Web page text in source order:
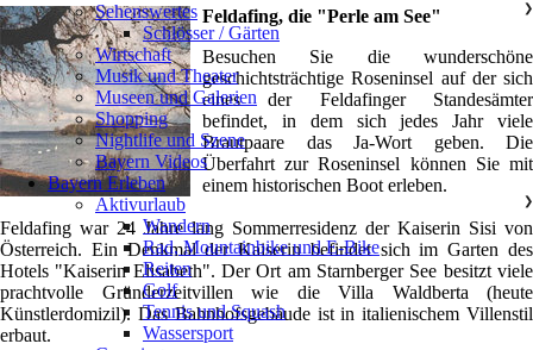
Feldafing, die "Perle am See"
Besuchen Sie die wunderschöne
geschichtsträchtige Roseninsel auf der sich
eines der Feldafinger Standesämter
befindet, in dem sich jedes Jahr viele
Brautpaare das Ja-Wort geben. Die
Überfahrt zur Roseninsel können Sie mit
einem historischen Boot erleben.
Feldafing war 24 Jahre lang Sommerresidenz der Kaiserin Sisi von
Österreich. Ein Denkmal der Kaiserin befindet sich im Garten des
Hotels "Kaiserin Elisabeth". Der Ort am Starnberger See besitzt viele
prachtvolle Gründerzeitvillen wie die Villa Waldberta (heute
Künstlerdomizil). Das Bahnhofsgebäude ist in italienischem Villenstil
erbaut.
Sehenswertes
❯
Schlösser / Gärten
Wirtschaft
Musik und Theater
Museen und Galerien
Shopping
Nightlife und Szene
Bayern Videos
Bayern Erleben
Aktivurlaub
❯
Wandern
Rad, Mountainbike und E-Bike
Reiten
Golf
Tennis und Squash
Wassersport